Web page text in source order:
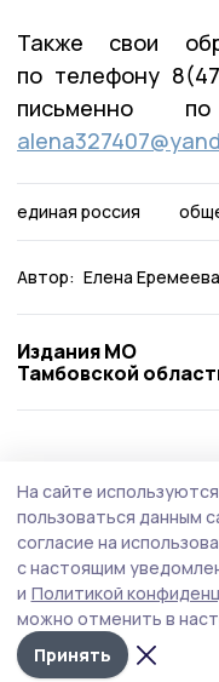
Также свои
по телефону
письменно
единая россия
Автор: Елена Еремеева
Издания МО
Тамбовской
На сайте
пользоваться данным
согласие на
с настоящим
и Политикой
можно отменить в
Принять